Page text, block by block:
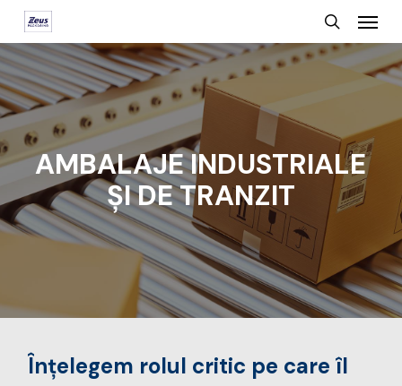
Skip
to
main
content
search
Menu
AMBALAJE INDUSTRIALE
ȘI DE TRANZIT
Înțelegem rolul critic pe care îl